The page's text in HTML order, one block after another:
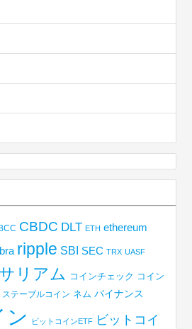
CBDC DLT ETH ethereum
ripple SBI SEC TRX UASF
リアム コインチェック コイン
ステーブルコイン ネム バイナンス
ン ビットコインETF ビットコイ